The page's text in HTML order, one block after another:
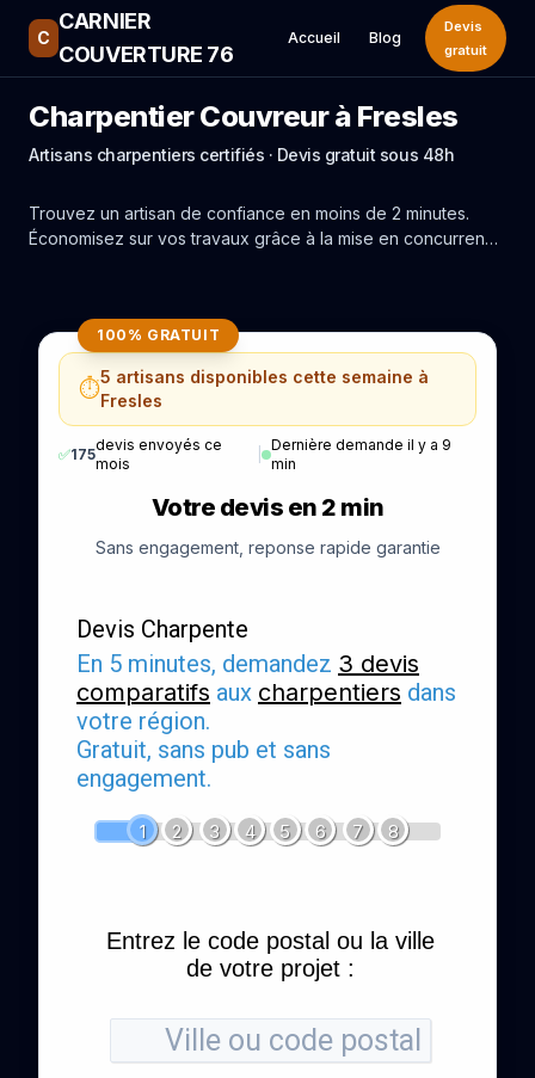
C
CARNIER
COUVERTURE 76
Accueil Blog
Devis
gratuit
Charpentier Couvreur à Fresles
Artisans charpentiers certifiés · Devis gratuit sous 48h
Trouvez un artisan de confiance en moins de 2 minutes.
Économisez sur vos travaux grâce à la mise en concurrence
100% GRATUIT
⏱️5 artisans disponibles cette semaine à
Fresles
✅175
devis envoyés ce
mois
|
Dernière demande il y a 9
min
Votre devis en 2 min
Sans engagement, reponse rapide garantie
Devis Charpente
En 5 minutes, demandez 3 devis
comparatifs aux charpentiers dans
votre région.
Gratuit, sans pub et sans
engagement.
1 2 3 4 5 6 7 8
Entrez le code postal ou la ville
de votre projet :